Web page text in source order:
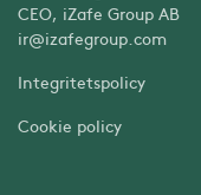
CEO, iZafe Group AB
ir@izafegroup.com
Integritetspolicy
Cookie policy